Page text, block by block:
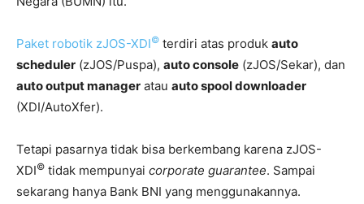
Paket robotik zJOS-XDI© terdiri atas produk auto
scheduler (zJOS/Puspa), auto console (zJOS/Sekar), dan
auto output manager atau auto spool downloader
(XDI/AutoXfer).
Tetapi pasarnya tidak bisa berkembang karena zJOS-
XDI© tidak mempunyai corporate guarantee. Sampai
sekarang hanya Bank BNI yang menggunakannya.